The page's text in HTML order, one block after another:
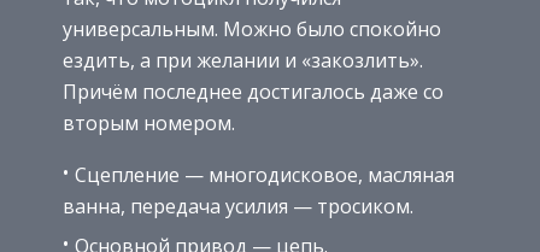
универсальным. Можно было спокойно
ездить, а при желании и «закозлить».
Причём последнее достигалось даже со
вторым номером.
Сцепление — многодисковое, масляная
ванна, передача усилия — тросиком.
Основной привод — цепь.